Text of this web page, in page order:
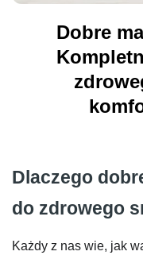
Dobre
Dlaczego
do zdrowego
Każdy z nas wie, jak